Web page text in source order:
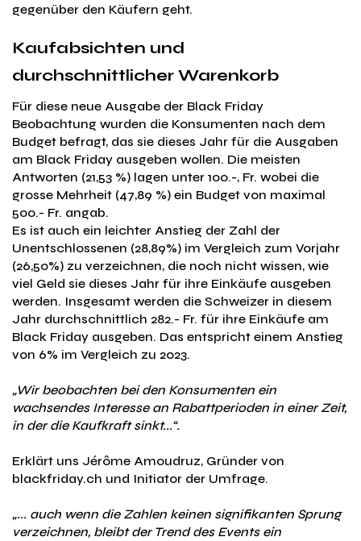
gegenüber den Käufern geht.
Kaufabsichten und
durchschnittlicher Warenkorb
Für diese neue Ausgabe der Black Friday
Beobachtung wurden die Konsumenten nach dem
Budget befragt, das sie dieses Jahr für die Ausgaben
am Black Friday ausgeben wollen. Die meisten
Antworten (21,53 %) lagen unter 100.-, Fr. wobei die
grosse Mehrheit (47,89 %) ein Budget von maximal
500.- Fr. angab.
Es ist auch ein leichter Anstieg der Zahl der
Unentschlossenen (28,89%) im Vergleich zum Vorjahr
(26,50%) zu verzeichnen, die noch nicht wissen, wie
viel Geld sie dieses Jahr für ihre Einkäufe ausgeben
werden. Insgesamt werden die Schweizer in diesem
Jahr durchschnittlich 282.- Fr. für ihre Einkäufe am
Black Friday ausgeben. Das entspricht einem Anstieg
von 6% im Vergleich zu 2023.
„Wir beobachten bei den Konsumenten ein
wachsendes Interesse an Rabattperioden in einer Zeit,
in der die Kaufkraft sinkt...“.
Erklärt uns Jérôme Amoudruz, Gründer von
blackfriday.ch und Initiator der Umfrage.
„... auch wenn die Zahlen keinen signifikanten Sprung
verzeichnen, bleibt der Trend des Events ein